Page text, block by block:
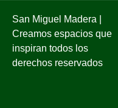
San Miguel Madera |
Creamos espacios que
inspiran todos los
derechos reservados